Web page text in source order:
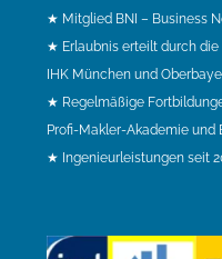
★ Mitglied BNI – Business
★ Erlaubnis erteilt durch die
IHK München und
★ Regelmäßige
Profi-Makler-Akademie und
★ Ingenieurleistungen seit